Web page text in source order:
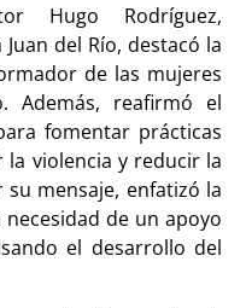
Hugo Rodríguez,
del Río, destacó la
de las mujeres
Además, reafirmó el
fomentar prácticas
la violencia y reducir la
mensaje, enfatizó la
de un apoyo
el desarrollo del